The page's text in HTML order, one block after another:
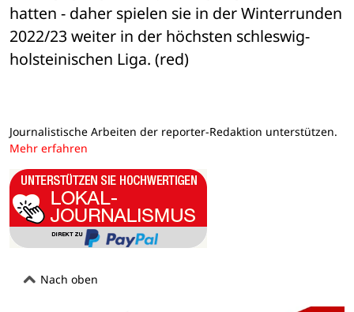
hatten - daher spielen sie in der Winterrunden
2022/23 weiter in der höchsten schleswig-
holsteinischen Liga. (red)
Journalistische Arbeiten der reporter-Redaktion unterstützen.
Mehr erfahren
Nach oben